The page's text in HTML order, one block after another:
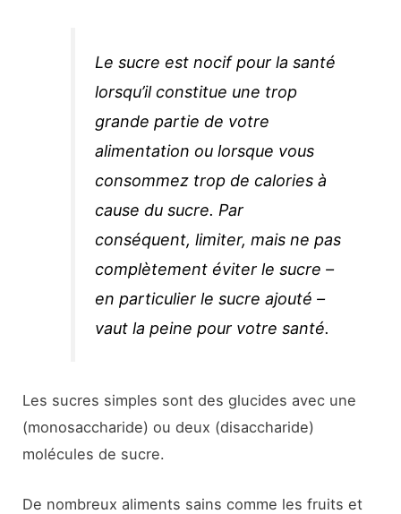
Le sucre est nocif pour la santé
lorsqu’il constitue une trop
grande partie de votre
alimentation ou lorsque vous
consommez trop de calories à
cause du sucre. Par
conséquent, limiter, mais ne pas
complètement éviter le sucre –
en particulier le sucre ajouté –
vaut la peine pour votre santé.
Les sucres simples sont des glucides avec une
(monosaccharide) ou deux (disaccharide)
molécules de sucre.
De nombreux aliments sains comme les fruits et